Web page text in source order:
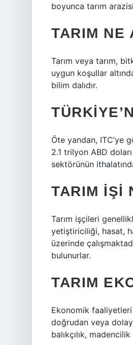
boyunca tarım
TARIM NE
Tarım veya tarım,
uygun koşullar
bilim dalıdır.
Öte yandan, ITC’ye
2.1 trilyon ABD
sektörünün
TARIM IŞI
Tarım işçileri
yetiştiriciliği, hasat,
üzerinde
bulunurlar.
TARIM
Ekonomik faaliyetleri
doğrudan veya
balıkçılık,